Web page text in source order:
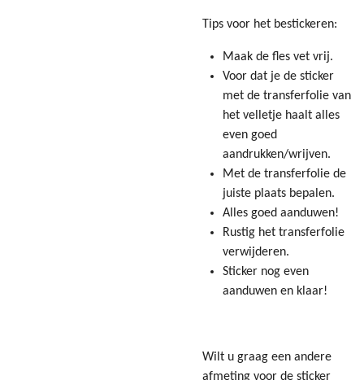
Tips voor het bestickeren:
Maak de fles vet vrij.
Voor dat je de sticker
met de transferfolie van
het velletje haalt alles
even goed
aandrukken/wrijven.
Met de transferfolie de
juiste plaats bepalen.
Alles goed aanduwen!
Rustig het transferfolie
verwijderen.
Sticker nog even
aanduwen en klaar!
Wilt u graag een andere
afmeting voor de sticker